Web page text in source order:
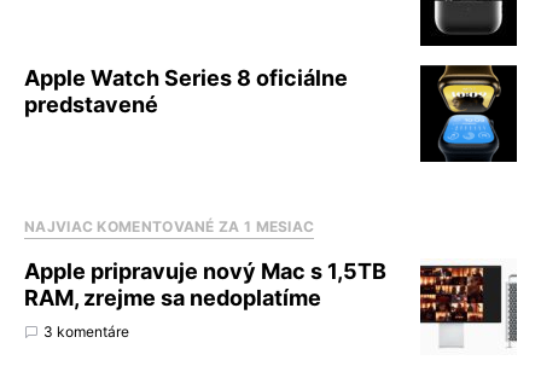
Apple Watch Series 8 oficiálne
predstavené
NAJVIAC KOMENTOVANÉ ZA 1 MESIAC
Apple pripravuje nový Mac s 1,5TB
RAM, zrejme sa nedoplatíme
3 komentáre